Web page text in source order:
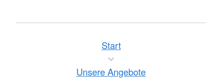
Start
Unsere Angebote